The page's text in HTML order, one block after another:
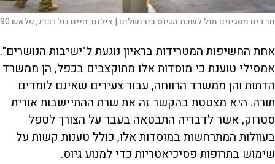
חרדים מפגינים מול לשכת הגיוס בירושלים | צילום:חיים גולדברג, פלאש 90
אחת החשיפות המטרידות בראיון נוגעת ל"ישיבות הנושרים".
אמסילי טוענת כי מוסדות אלו מתוקצבים בכפל, הן ממשרד
הדתות והן ממשרד הרווחה, עבור צעירים שאינם לומדים
תורה. היא מצטטת בהקשר זה את שרת ההתיישבות אורית
סטרוק, אשר לדבריה התבטאה בעבר על הצורך לטפל
בעוולות המתרחשות במוסדות אלו, כולל טענות קשות על
שימוש בתרופות פסיכיאטריות כדי למנוע גיוס.